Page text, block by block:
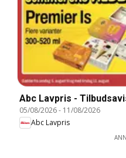
Abc Lavpris -
05/08/2026- 11/08/2026
Abc Lavpris